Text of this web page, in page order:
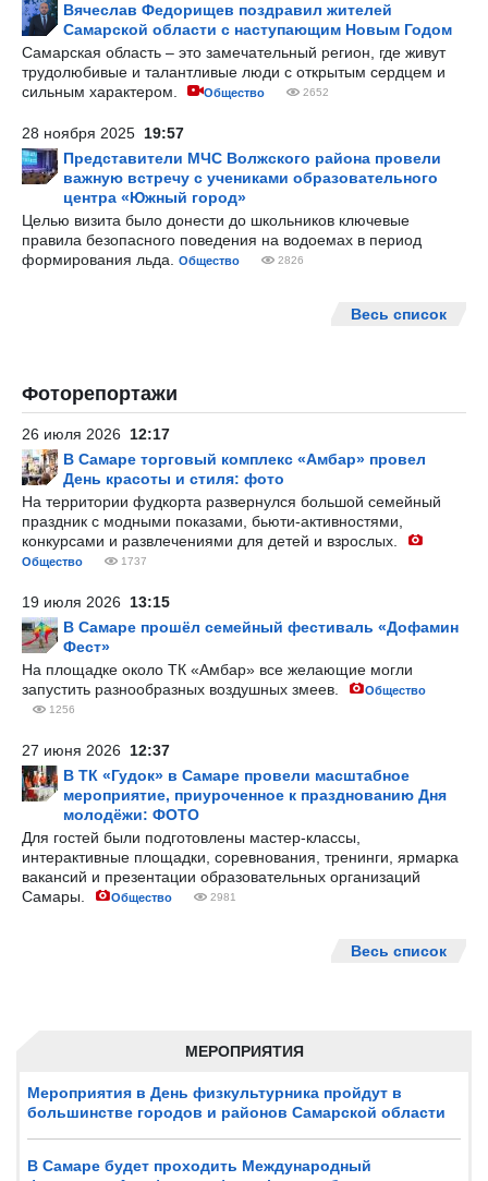
МЕРОПРИЯТИЯ
Мероприятия в День физкультурника пройдут в
большинстве городов и районов Самарской области
В Самаре будет проходить Международный
Вячеслав Федорищев поздравил жителей
Самарской области с наступающим Новым Годом
Самарская область – это замечательный регион, где живут
трудолюбивые и талантливые люди с открытым сердцем и
сильным характером.
Общество 2652
28 ноября 2025 19:57
Представители МЧС Волжского района провели
важную встречу с учениками образовательного
центра «Южный город»
Целью визита было донести до школьников ключевые
правила безопасного поведения на водоемах в период
формирования льда.
Общество 2826
Весь список
Фоторепортажи
26 июля 2026 12:17
В Самаре торговый комплекс «Амбар» провел
День красоты и стиля: фото
На территории фудкорта развернулся большой семейный
праздник с модными показами, бьюти-активностями,
конкурсами и развлечениями для детей и взрослых.
Общество 1737
19 июля 2026 13:15
В Самаре прошёл семейный фестиваль «Дофамин
Фест»
На площадке около ТК «Амбар» все желающие могли
запустить разнообразных воздушных змеев.
Общество
1256
27 июня 2026 12:37
В ТК «Гудок» в Самаре провели масштабное
мероприятие, приуроченное к празднованию Дня
молодёжи: ФОТО
Для гостей были подготовлены мастер-классы,
интерактивные площадки, соревнования, тренинги, ярмарка
вакансий и презентации образовательных организаций
Самары.
Общество 2981
Весь список